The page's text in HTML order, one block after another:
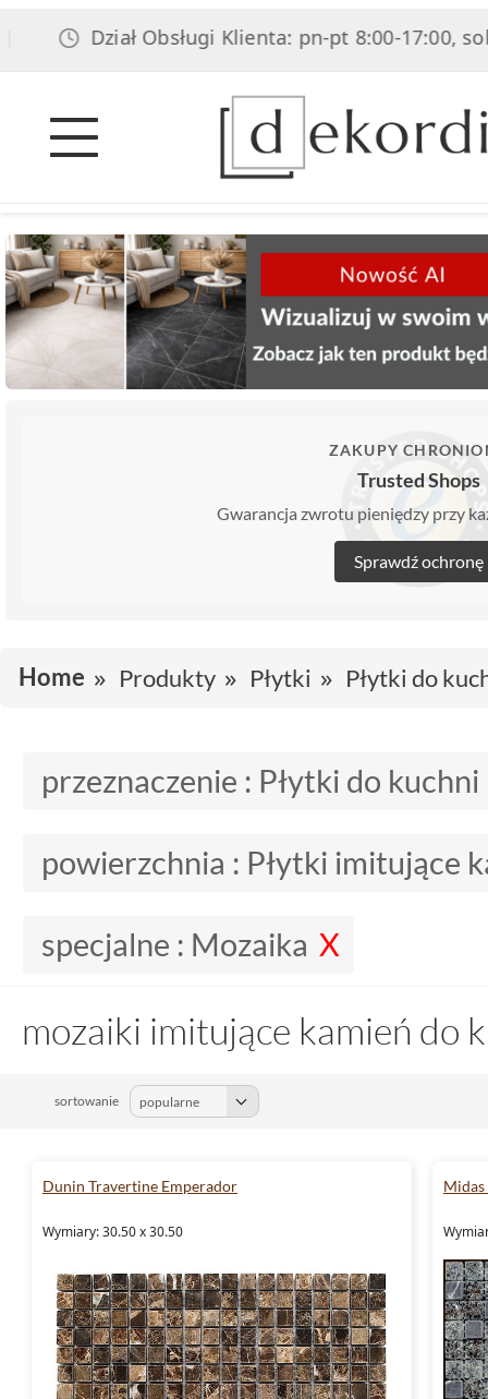
Dział Obsługi Klienta: pn-pt 8:00-17:00, sob 8:00-
ZAKUPY
Trusted Shops
Gwarancja zwrotu pieniędzy przy
Sprawdź ochronę
Home Produkty Płytki Płytki do
przeznaczenie : Płytki do kuchni
powierzchnia : Płytki imitujące
specjalne : Mozaika
mozaiki imitujące kamień do
sortowanie
Dunin Travertine Emperador
Wymiary: 30.50 x 30.50
Midas